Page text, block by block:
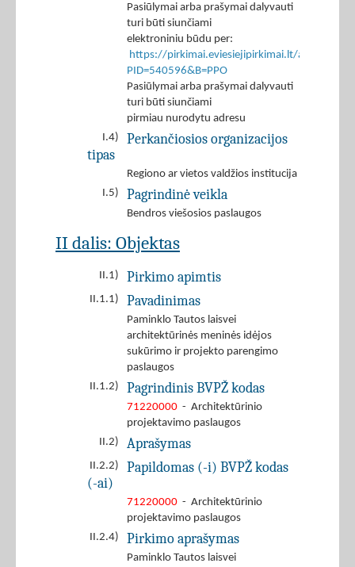
Pasiūlymai arba prašymai dalyvauti
turi būti siunčiami
elektroniniu būdu per:
https://pirkimai.eviesiejipirkimai.lt/app/rfq/
PID=540596&B=PPO
Pasiūlymai arba prašymai dalyvauti
turi būti siunčiami
pirmiau nurodytu adresu
I.4)
Perkančiosios organizacijos
tipas
Regiono ar vietos valdžios institucija
I.5)
Pagrindinė veikla
Bendros viešosios paslaugos
II dalis: Objektas
II.1) Pirkimo apimtis
II.1.1) Pavadinimas
Paminklo Tautos laisvei
architektūrinės meninės idėjos
sukūrimo ir projekto parengimo
paslaugos
II.1.2)
Pagrindinis BVPŽ kodas
71220000 - Architektūrinio
projektavimo paslaugos
II.2)
Aprašymas
II.2.2)
Papildomas (-i) BVPŽ kodas
(-ai)
71220000 - Architektūrinio
projektavimo paslaugos
II.2.4)
Pirkimo aprašymas
Paminklo Tautos laisvei